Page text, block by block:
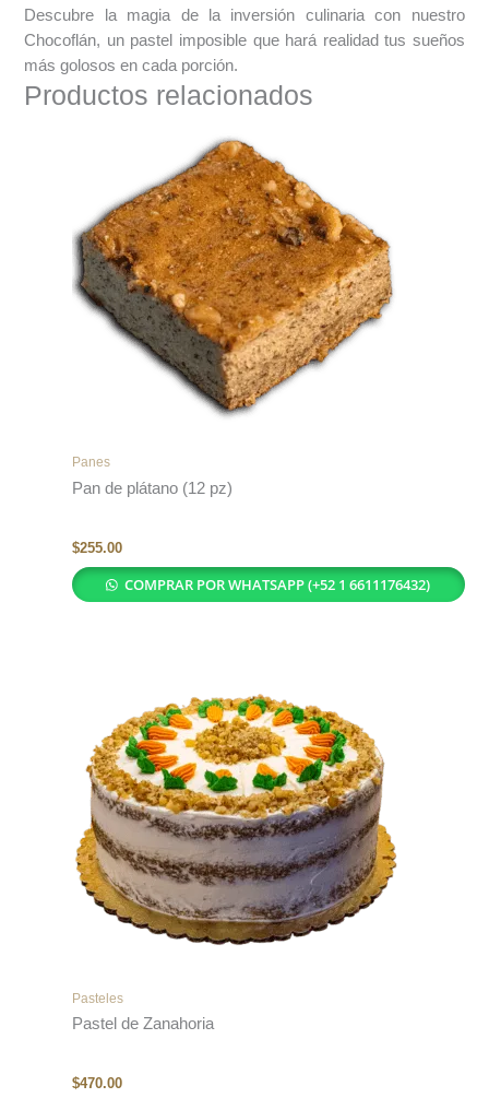
Descubre la magia de la inversión culinaria con nuestro
Chocoflán, un pastel imposible que hará realidad tus sueños
más golosos en cada porción.
Productos relacionados
Panes
Pan de plátano (12 pz)
$255.00
COMPRAR POR WHATSAPP (+52 1 6611176432)
Pasteles
Pastel de Zanahoria
$470.00